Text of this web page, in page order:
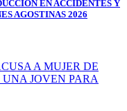
EN ACCIDENTES Y
AGOSTINAS 2026